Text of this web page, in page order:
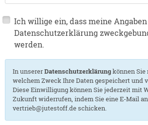
Ich willige ein, dass meine
Datenschutzerklärung
werden.
In unsererDatenschutzerklärungkönnen Sie
welchem Zweck Ihre Daten gespeichert und
Diese Einwilligung können Sie jederzeit mit
Zukunft widerrufen, indem Sie eine E-Mail an
vertrieb@jutestoff.de schicken.